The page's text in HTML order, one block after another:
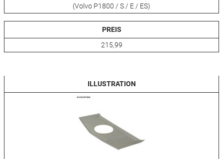
(Volvo P1800 / S / E / ES)
PREIS
215,99
ILLUSTRATION